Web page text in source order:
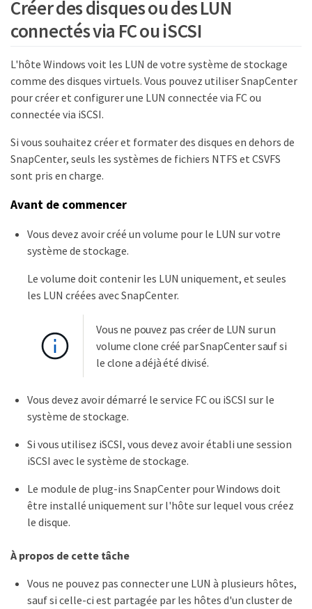
Créer des disques ou des LUN
connectés via FC ou iSCSI
L'hôte Windows voit les LUN de votre système de stockage
comme des disques virtuels. Vous pouvez utiliser SnapCenter
pour créer et configurer une LUN connectée via FC ou
connectée via iSCSI.
Si vous souhaitez créer et formater des disques en dehors de
SnapCenter, seuls les systèmes de fichiers NTFS et CSVFS
sont pris en charge.
Avant de commencer
Vous devez avoir créé un volume pour le LUN sur votre
système de stockage.
Le volume doit contenir les LUN uniquement, et seules
les LUN créées avec SnapCenter.
Vous ne pouvez pas créer de LUN sur un
volume clone créé par SnapCenter sauf si
le clone a déjà été divisé.
Vous devez avoir démarré le service FC ou iSCSI sur le
système de stockage.
Si vous utilisez iSCSI, vous devez avoir établi une session
iSCSI avec le système de stockage.
Le module de plug-ins SnapCenter pour Windows doit
être installé uniquement sur l'hôte sur lequel vous créez
le disque.
À propos de cette tâche
Vous ne pouvez pas connecter une LUN à plusieurs hôtes,
sauf si celle-ci est partagée par les hôtes d'un cluster de